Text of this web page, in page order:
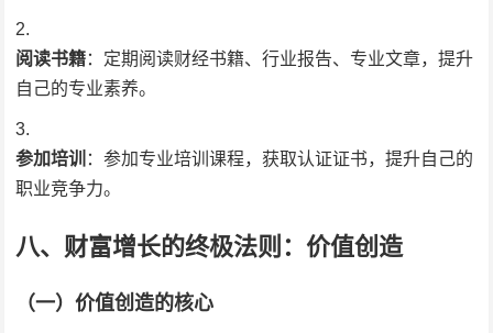
阅读书籍：定期阅读财经书籍、行业报告、专业文章，提升
自己的专业素养。
参加培训 ：参加专业培训课程，获取认证证书，提升自己的
职业竞争力。
八、财富增长的终极法则：价值创造
（一）价值创造的核心